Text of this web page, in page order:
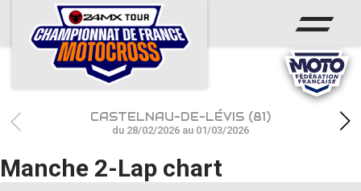
ACCUEIL
ACTUS
CALENDRIER
RÉSULTATS
PHOTOS / WEB TV
CASTELNAU-DE-LÉVIS (81)
du 28/02/2026 au 01/03/2026
Manche 2-Lap chart